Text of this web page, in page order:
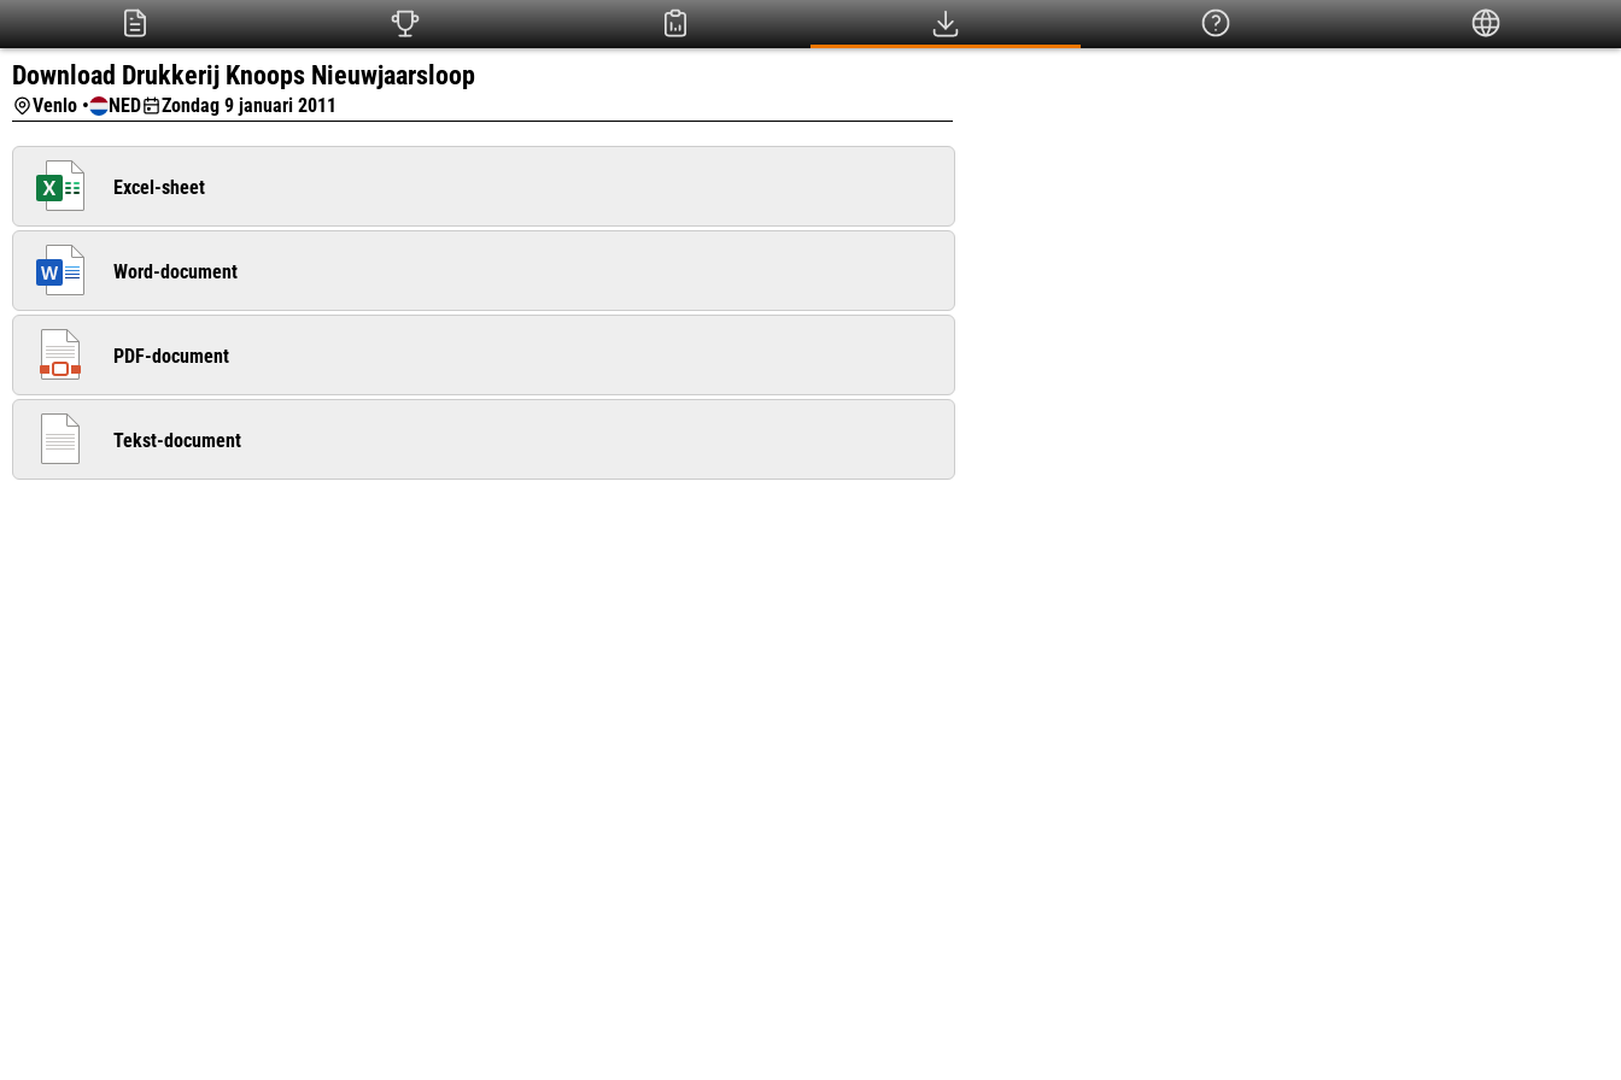
Download Drukkerij Knoops Nieuwjaarsloop
Venlo • NED Zondag 9 januari 2011
Excel-sheet
Word-document
PDF-document
Tekst-document